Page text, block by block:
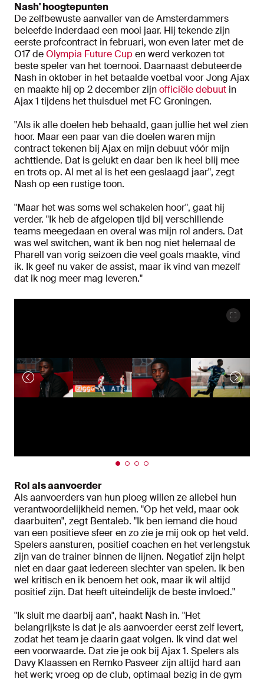
Nash' hoogtepunten
De zelfbewuste aanvaller van de Amsterdammers
beleefde inderdaad een mooi jaar. Hij tekende zijn
eerste profcontract in februari, won even later met de
O17 deOlympia Future Cup en werd verkozen tot
beste speler van het toernooi. Daarnaast debuteerde
Nash in oktober in het betaalde voetbal voor Jong Ajax
en maakte hij op 2 december zijnofficiële debuut in
Ajax 1 tijdens het thuisduel met FC Groningen.
"Als ik alle doelen heb behaald, gaan jullie het wel zien
hoor. Maar een paar van die doelen waren mijn
contract tekenen bij Ajax en mijn debuut vóór mijn
achttiende. Dat is gelukt en daar ben ik heel blij mee
en trots op. Al met al is het een geslaagd jaar", zegt
Nash op een rustige toon.
"Maar het was soms wel schakelen hoor", gaat hij
verder. "Ik heb de afgelopen tijd bij verschillende
teams meegedaan en overal was mijn rol anders. Dat
was wel switchen, want ik ben nog niet helemaal de
Pharell van vorig seizoen die veel goals maakte, vind
ik. Ik geef nu vaker de assist, maar ik vind van mezelf
dat ik nog meer mag leveren."
Rol als aanvoerder
Als aanvoerders van hun ploeg willen ze allebei hun
verantwoordelijkheid nemen. "Op het veld, maar ook
daarbuiten", zegt Bentaleb. "Ik ben iemand die houd
van een positieve sfeer en zo zie je mij ook op het veld.
Spelers aansturen, positief coachen en het verlengstuk
zijn van de trainer binnen de lijnen. Negatief zijn helpt
niet en daar gaat iedereen slechter van spelen. Ik ben
wel kritisch en ik benoem het ook, maar ik wil altijd
positief zijn. Dat heeft uiteindelijk de beste invloed."
"Ik sluit me daarbij aan", haakt Nash in. "Het
belangrijkste is dat je als aanvoerder eerst zelf levert,
zodat het team je daarin gaat volgen. Ik vind dat wel
een voorwaarde. Dat zie je ook bij Ajax 1. Spelers als
Davy Klaassen en Remko Pasveer zijn altijd hard aan
het werk; vroeg op de club, optimaal bezig in de gym